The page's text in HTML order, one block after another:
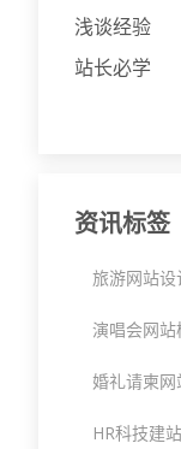
浅谈经验
站长必学
资讯标签
旅游网站设
演唱会网站
婚礼请柬网
HR科技建站